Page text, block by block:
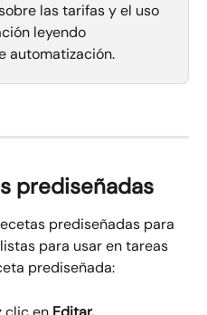
las tarifas y el uso
leyendo
automatización.
prediseñadas
prediseñadas para
para usar en tareas
prediseñada: